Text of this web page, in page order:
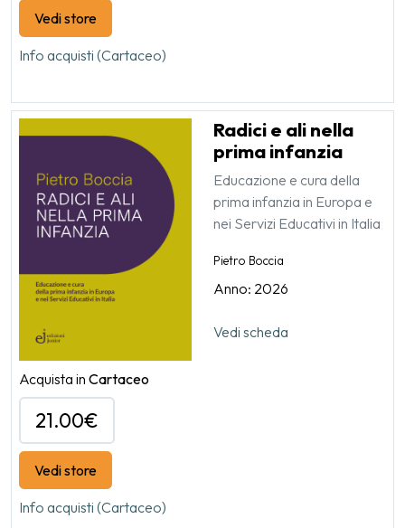
Vedi store
Info acquisti (Cartaceo)
Radici e ali nella
prima infanzia
Educazione e cura della
prima infanzia in Europa e
nei Servizi Educativi in Italia
Pietro Boccia
Anno: 2026
Vedi scheda
Acquista in Cartaceo
21.00€
Vedi store
Info acquisti (Cartaceo)